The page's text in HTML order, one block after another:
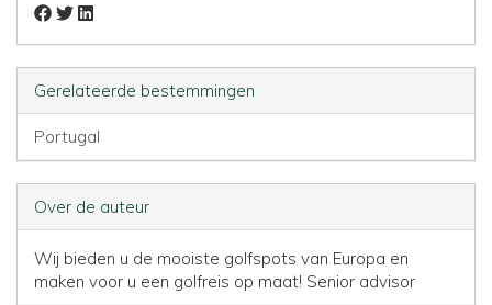
Gerelateerde bestemmingen
Portugal
Over de auteur
Wij bieden u de mooiste golfspots van Europa en
maken voor u een golfreis op maat! Senior advisor